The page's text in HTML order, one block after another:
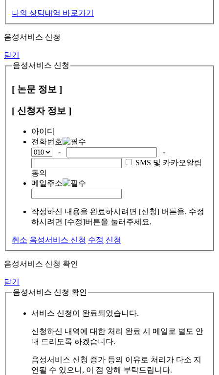
나의 상담내역 바로가기
음성서비스 신청
닫기
음성서비스 신청
[ 논문 정보 ]
[ 신청자 정보 ]
아이디
전화번호
-
-
SMS 및 카카오알림
동의
메일주소
작성하신 내용을 완료하시려면 [신청] 버튼을, 수정
하시려면 [수정]버튼을 눌러주세요.
취소 음성서비스 신청 수정 신청
음성서비스 신청 확인
닫기
음성서비스 신청 확인
서비스 신청이 완료되었습니다.
신청하신 내역에 대한 처리 완료 시 메일로 별도 안
내 드리도록 하겠습니다.
음성서비스 신청 증가 등의 이유로 처리가 다소 지
연될 수 있으니, 이 점 양해 부탁드립니다.